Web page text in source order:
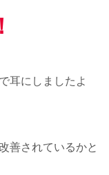
耳にしましたよ
善されているかと